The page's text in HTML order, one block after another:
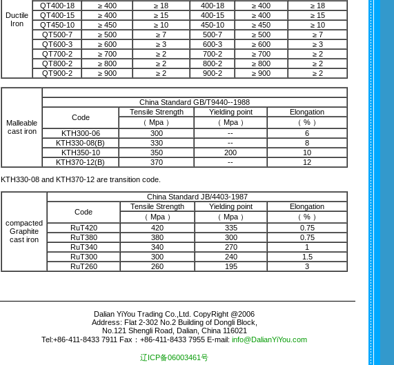
Ductile
Iron
QT400-18
≥ 400 ≥ 18 400-18 ≥ 400
≥ 18
QT400-15
≥ 400 ≥ 15 400-15 ≥ 400
≥ 15
QT450-10
≥ 450 ≥ 10 450-10 ≥ 450
≥ 10
QT500-7
≥ 500 ≥ 7 500-7 ≥ 500
≥ 7
QT600-3
≥ 600 ≥ 3 600-3 ≥ 600
≥ 3
QT700-2
≥ 700 ≥ 2 700-2 ≥ 700
≥ 2
QT800-2
≥ 800 ≥ 2 800-2 ≥ 800
≥ 2
QT900-2
≥ 900 ≥ 2 900-2 ≥ 900 ≥ 2
Malleable
cast iron
China Standard GB/T9440--1988
Code
Tensile Strength Yielding point
Elongation
（ Mpa ）
（ Mpa ）
（ % ）
KTH300-06
300 --
6
KTH330-08(B)
330 --
8
KTH350-10
350 200
10
KTH370-12(B)
370 -- 12
KTH330-08 and KTH370-12 are transition code.
compacted
Graphite
cast iron
China Standard JB/4403-1987
Code
Tensile Strength Yielding point
Elongation
（ Mpa ）
（ Mpa ）
（ % ）
RuT420
420 335
0.75
RuT380
380 300
0.75
RuT340
340 270
1
RuT300
300 240
1.5
RuT260
260 195 3
Dalian YiYou Trading Co.,Ltd. CopyRight @2006
Address: Flat 2-302 No.2 Building of Dongli Block,
No.121 Shengli Road, Dalian, China 116021
Tel:+86-411-8433 7911 Fax：+86-411-8433 7955 E-mail: info@DalianYiYou.com
辽ICP备06003461号